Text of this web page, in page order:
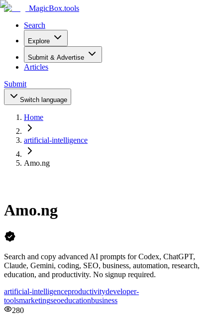
MagicBox.tools
Search
Explore
Submit & Advertise
Articles
Submit
Switch language
Home
artificial-intelligence
Amo.ng
Amo.ng
Search and copy advanced AI prompts for Codex, ChatGPT,
Claude, Gemini, coding, SEO, business, automation, research,
education, and productivity. No signup required.
artificial-intelligenceproductivitydeveloper-
toolsmarketingseoeducationbusiness
280